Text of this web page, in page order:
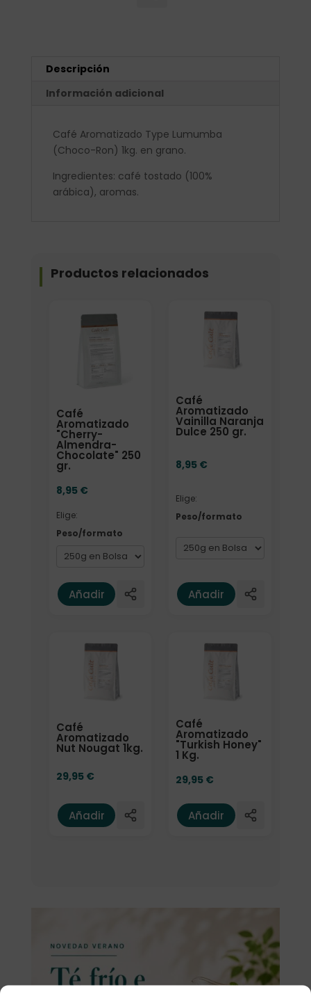
Descripción
Información adicional
Café Aromatizado Type Lumumba
(Choco-Ron) 1kg. en grano.
Ingredientes: café tostado (100%
arábica), aromas.
Productos relacionados
Café
Aromatizado
"Cherry-
Almendra-
Chocolate" 250
gr.
8,95 €
Elige:
Peso/formato
Elige: Peso/formato
Añadir
Café
Aromatizado
Vainilla Naranja
Dulce 250 gr.
8,95 €
Elige:
Peso/formato
Elige: Peso/formato
Añadir
Café
Aromatizado
Nut Nougat 1kg.
29,95 €
Añadir
Café
Aromatizado
"Turkish Honey"
1 Kg.
29,95 €
Añadir